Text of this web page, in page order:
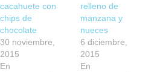
cacahuete con
chips de
chocolate
30 noviembre,
2015
En
relleno de
manzana y
nueces
6 diciembre,
2015
En